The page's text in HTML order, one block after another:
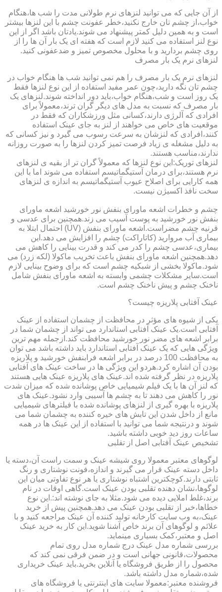
از آن جایی که می توانید لنزهای نرم طولانی مدت را شب ها،هنگام
خواب،از چشم تان خارج نکنید،خطر عفونت چشم با این لنزها بیشتر
است و به همین دلیل کمتر پیشنهاد می شوند.یادتان باشد اگر از این
نوع لنز استفاده می کنید لازم است که هفته ای یک بار آن ها را از
روی چشم بردارید و با محلول مخصوص تمیز و ضدعفونی کنید.
لنزهای نرم یک بار مصرف
لنزهای نرم یک بار مصرف را هم نمی توانید شب ها هنگام خواب در
چشم تان نگه دارید،چون عمر مفید استفاده از این نوع لنزها فقط
یک روز است و شب،هنگام خواب،باید دور انداخته شوند.لنزهای یک
بار مصرف که نسبت به مدل های دیگر گران ترند،معمولاً برای
افرادی که آلرژی دارند،کسانی مثل ورزشکاران که فقط در
موقعیت های خاص می خواهند از لنز به جای عینک استفاده
کنند،افرادی که لنزشان به سرعت رسوب می گیرد و نیز کسانی که
به دلیل مشغله ی زیاد فرصت تمیز کردن لنزها را به صورت روزانه
ندارند،مناسب هستند.
لنزهای توریک:این نوع لنزها که معمولاً گران تر از بقیه ی لنزهای
نرم هستند،برای درمان آستیگماتیسم استفاده می شوند اما با این
همه کارایی برای اصلاح عیوب آستیگماتیسم به اندازه ی لنزهای
سخت نافذ اکسیژن نیست.
چشم و خطرات اشعه ماورای بنفش نور خورشید اشعه ماورای
بنفش نور خورشید به پوست آسیب می زند.همچنین برای عدسی و
قرنیه چشم مضراست.اشعه ماورای بنفش (UV) احتمال ابتلا به
بیماری آب مروارید (کاتاراکت) چشم را افزایش می دهد.این
بیماری،عدسی چشم را کدر می کند و قدرت بینایی را کاهش می
دهد.همچنین اشعه ماورای بنفش باعث تخریب ماکولا (لکه زرد) می
شود.ماکولا بخشی از شبکیه چشم است که برای وضوح بینایی لازم
است.سایر مشکلات چشمی وابسته به اشعه ماورای بنفش شامل
ناخنک چشم و پیش ناخنک چشم است.
عینک آفتابی پلاریزه چیست؟
یکی از شیوه های مؤثر در محافظت از چشمان استفاده از عینک
آفتابی است.یک عینک آفتابی استاندارد می تواند از چشمان شما در
برابر اشعه های مضر نور خورشید محافظت کند.ازجمله مهم ترین
ویژگی هایی که یک عینک آفتابی استاندارد باید داشته باشد می توان
به محافظت 100 درصد در برابر اشعه فرابنفش خورشید و پلاریزه
بودن آن اشاره کرد.هردو این ویژگی ها در ساخت عینک های آفتابی
پلاریزه در نظر گرفته شده اند.عینک های پلاریزه عینک هایی هستند
که لنز آن ها با یک فیلم شیمیایی خاص پوشانده شده که میزان شدت
نور را کاهش می دهند تا به چشم ها آسیبی وارد نشود.عینک های
پلاریزه با بهره گیری از لنزهای پوشانده شده با فیلترهای شیمیایی
مانع از داخل شدن این تابش های خیره کننده به چشمان شما می
شوند و درنتیجه شما می توانید با استفاده از این عینک ها در همه
ساعات روز دید خوبی داشته باشید.
تشخیص عینک آفتابی اصل از تقلبی
لوگوهای معتبر معمولا روی شیشه عینک و سمت راست آن،دسته یا
داخل دسته عینک قرار می گیرند و اندازه،فونت نوشتاری و رنگ
ثابتی دارند.کوچکترین اشتباه نوشتاری یا هر نوع تفاوتی میان این
لوگوها،نشان دهنده تقلبی بودن عینک است.گاهی اوقات در نام
برند،غلط املایی دیده می شود.مثلا به جای نوشته اند:.این نوع
خطاها،خبر از تقلبی بودن عینک می دهد.همچنین پیش از خرید
عینک،به وب سایت کارخانه تولید کننده آن عینک مراجعه کنید و با
علائم و لوگوهای آن برند خاص آشنا شوید.این کار به خرید عینک
اصل و معتبر،کمک بسیاری مینماید.
بررسی شماره مدل عینک درج شماره مدل روی تمام
محصولات،قانونی جهانی است و در ضمن فرقی نمی کند که
محصول را از طریق فروشگاه یا آنلاین بخرید.باید عینک خریداری
شده،شماره مدل داشته باشد.
فروشنده معتبر:معمولا سایت های اینترنتی یا فروشگاه های